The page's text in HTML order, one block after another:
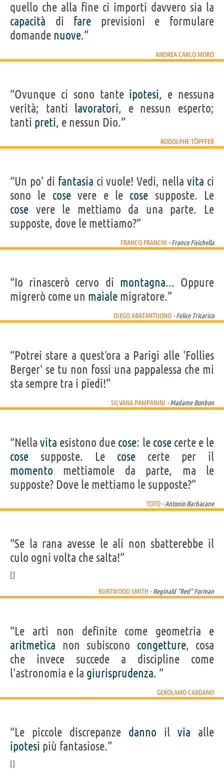
quello che alla fine ci importi davvero sia la
capacità di fare previsioni e formulare
domande nuove.”
ANDREA CARLO MORO
“Ovunque ci sono tante ipotesi, e nessuna
verità; tanti lavoratori, e nessun esperto;
tanti preti, e nessun Dio.”
RODOLPHE TÖPFFER
“Un po' di fantasia ci vuole! Vedi, nellavita ci
sono le cosevere e le cose supposte. Le
cose vere le mettiamo da una parte. Le
supposte, dove le mettiamo?”
FRANCO FRANCHI - Franco Fisichella
“Io rinascerò cervo di montagna... Oppure
migrerò come un maiale migratore.”
DIEGO ABATANTUONO - Felice Tricarico
“Potrei stare a quest'ora a Parigi alle 'Follies
Berger' se tu non fossi una pappalessa che mi
sta sempre tra i piedi!”
SILVANA PAMPANINI - Madame Bonbon
“Nellavita esistono due cose: le cosecerte e le
cose supposte. Le cose certe per il
momento mettiamole da parte, ma le
supposte? Dove le mettiamo le supposte?”
TOTÒ - Antonio Barbacane
“Se la rana avesse le ali non sbatterebbe il
culo ogni volta che salta!”
KURTWOOD SMITH - Reginald "Red" Forman
“Le arti non definite come geometria e
aritmetica non subiscono congetture, cosa
che invece succede a discipline come
l'astronomia e la giurisprudenza. ”
GEROLAMO CARDANO
“Le piccole discrepanze danno il via alle
ipotesi più fantasiose.”